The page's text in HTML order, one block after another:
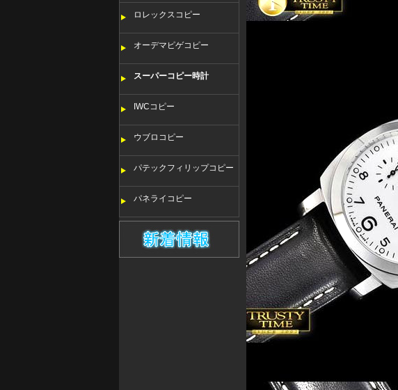
ロレックスコピー
オーデマピゲコピー
スーパーコピー時計
IWCコピー
ウブロコピー
パテックフィリップコピー
パネライコピー